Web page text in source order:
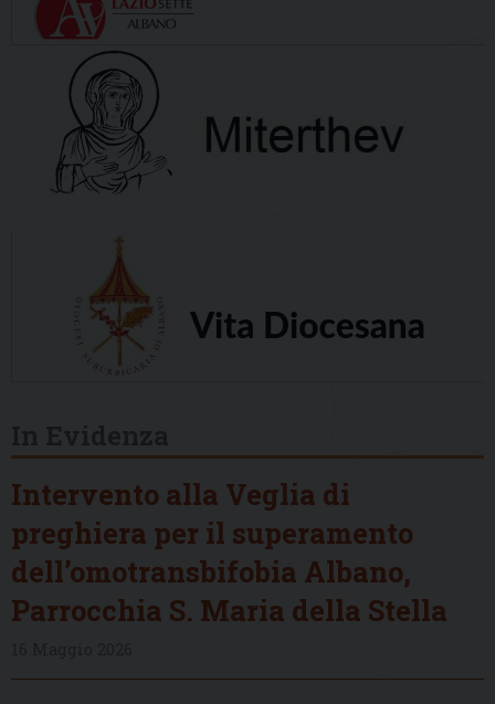
Intervento alla Veglia di
preghiera per il superamento
dell’omotransbifobia Albano,
Parrocchia S. Maria della Stella